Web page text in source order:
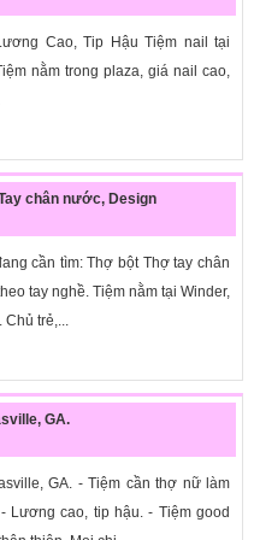
Cao, Tip Hậu Tiệm nail tại
nằm trong plaza, giá nail cao,
chân nước, Design
cần tìm: Thợ bột Thợ tay chân
tay nghề. Tiệm nằm tại Winder,
Chủ trẻ,...
GA.
GA. - Tiệm cần thợ nữ làm
Lương cao, tip hậu. - Tiệm good